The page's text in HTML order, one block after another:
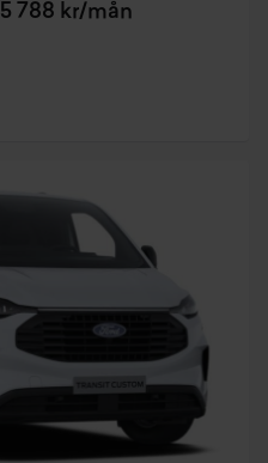
5 788 kr/mån